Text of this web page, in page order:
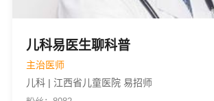
儿科易医生聊科普
主治医师
儿科 | 江西省儿童医院 易招师